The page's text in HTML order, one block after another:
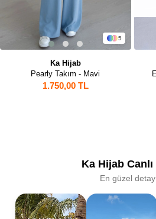
5
Ka Hijab
Pearly Takım - Mavi
1.750,00 TL
Ka Hijab
En güzel